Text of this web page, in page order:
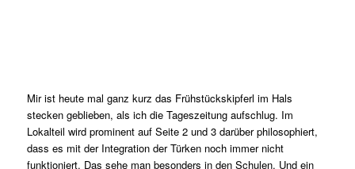
Mir ist heute mal ganz kurz das Frühstückskipferl im Hals
stecken geblieben, als ich die Tageszeitung aufschlug. Im
Lokalteil wird prominent auf Seite 2 und 3 darüber philosophiert,
dass es mit der Integration der Türken noch immer nicht
funktioniert. Das sehe man besonders in den Schulen. Und ein